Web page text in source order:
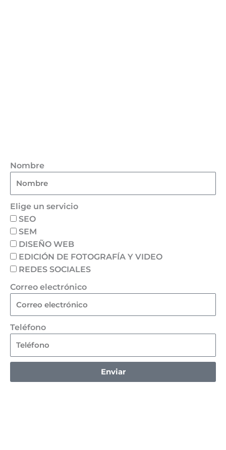
Nombre
Elige un servicio
SEO
SEM
DISEÑO WEB
EDICIÓN DE FOTOGRAFÍA Y VIDEO
REDES SOCIALES
Correo electrónico
Teléfono
Enviar